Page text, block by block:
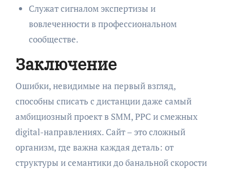
Служат сигналом экспертизы и
вовлеченности в профессиональном
сообществе.
Заключение
Ошибки, невидимые на первый взгляд,
способны списать с дистанции даже самый
амбициозный проект в SMM, PPC и смежных
digital-направлениях. Сайт – это сложный
организм, где важна каждая деталь: от
структуры и семантики до банальной скорости